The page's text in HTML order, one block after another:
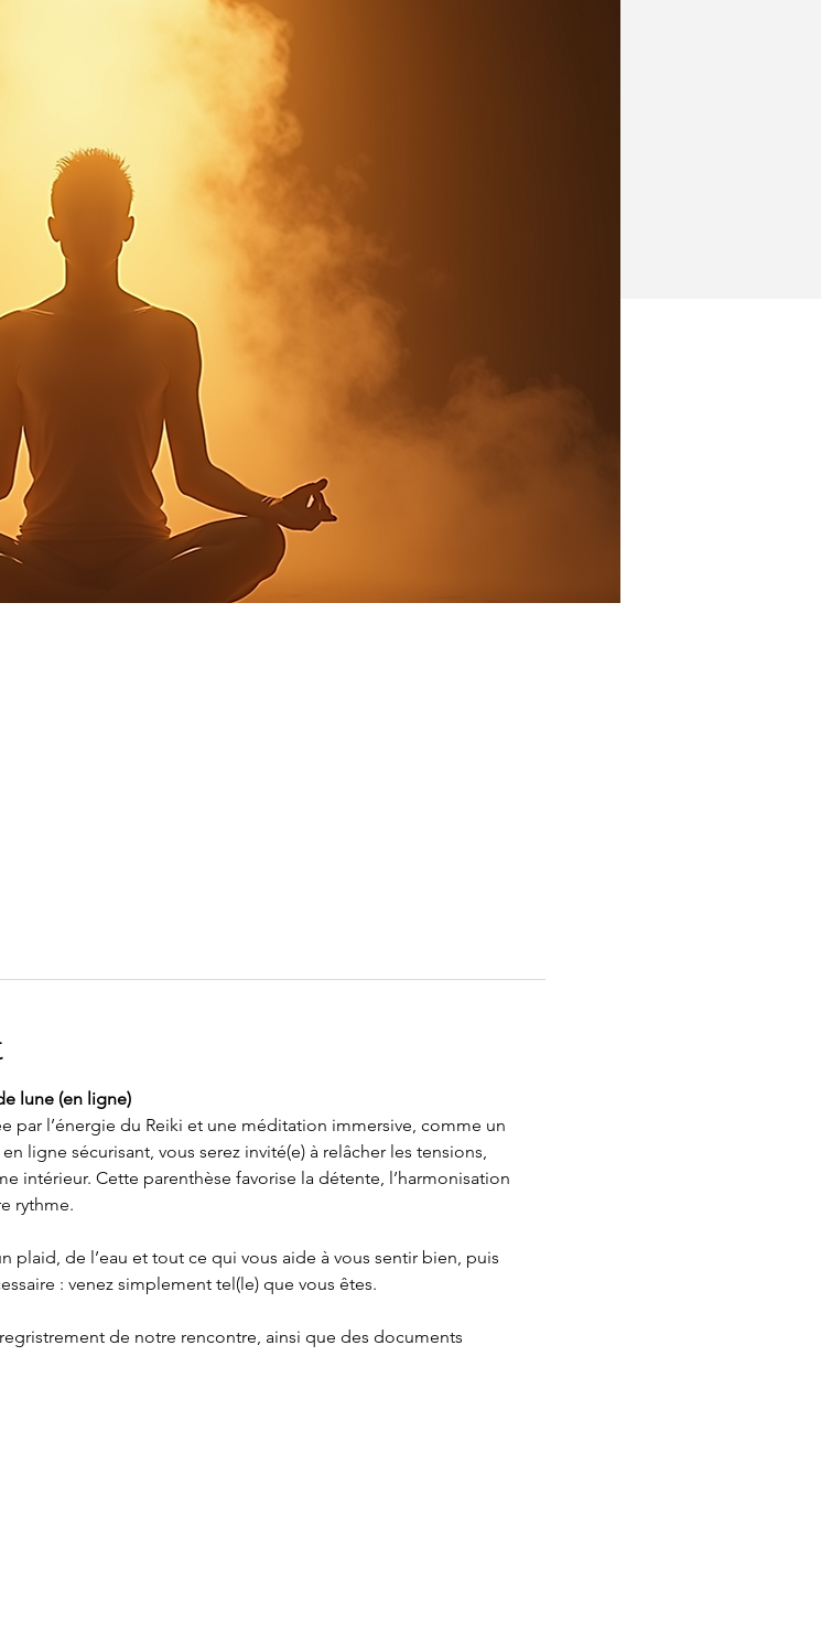
lune (en ligne)
l’énergie du Reiki et une méditation immersive, comme un
ligne sécurisant, vous serez invité(e) à relâcher les tensions,
intérieur. Cette parenthèse favorise la détente, l’harmonisation
rythme.
: venez simplement tel(le) que vous êtes.
de notre rencontre, ainsi que des documents